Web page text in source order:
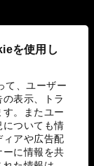
を使用し
て、ユーザー
表示、トラ
。またユー
ついても情
アや広告配
に情報を共